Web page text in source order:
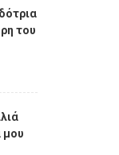
του
μου